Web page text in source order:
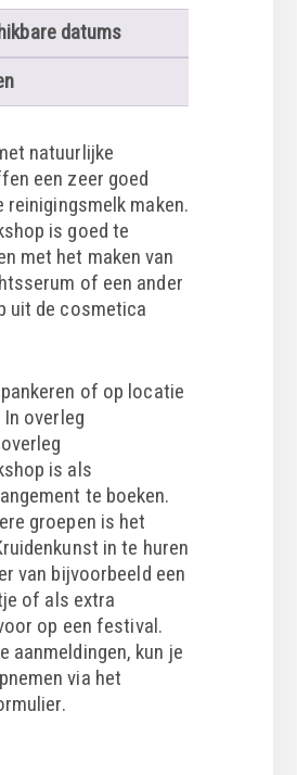
datums
natuurlijke
een zeer goed
reinigingsmelk maken.
is goed te
met het maken van
of een ander
uit de cosmetica
of op locatie
overleg
is als
te boeken.
groepen is het
in te huren
van bijvoorbeeld een
of als extra
op een festival.
aanmeldingen, kun je
via het